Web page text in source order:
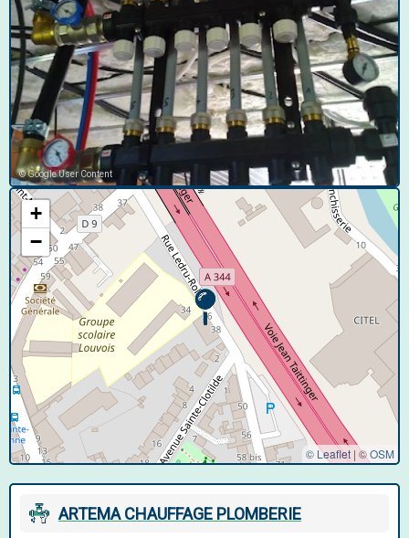
© Google User Content
+
−
© Leaflet | ©OSM
ARTEMA CHAUFFAGE PLOMBERIE